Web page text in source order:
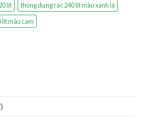
lít
thùng đựng rác 240 lít màu xanh lá
lít màu cam